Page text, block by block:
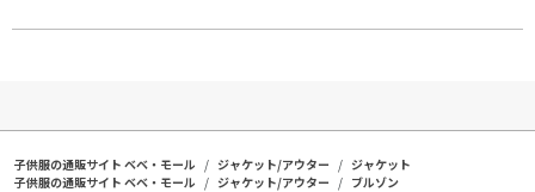
子供服の通販サイト ベベ・モール ジャケット/アウター
ジャケット
子供服の通販サイト ベベ・モール
ジャケット/アウター ブルゾン